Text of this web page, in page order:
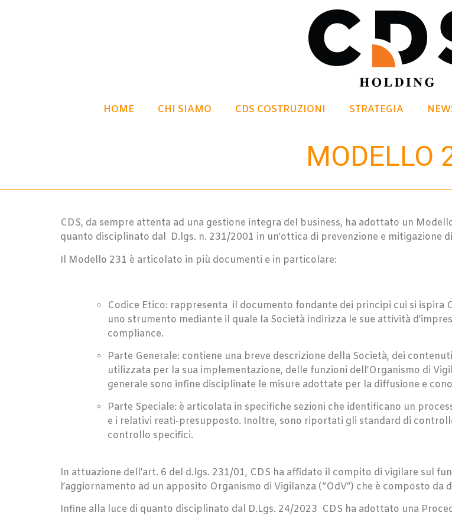
HOME CHI SIAMO CDS COSTRUZIONI STRATEGIA
MODELLO
CDS, da sempre attenta ad una gestione integra del business, ha adottato un
quanto disciplinato dal D.lgs. n. 231/2001 in un’ottica di prevenzione e mitigazione
Il Modello 231 è articolato in più documenti e in particolare:
Codice Etico: rappresenta il documento fondante dei principi cui si ispira
uno strumento mediante il quale la Società indirizza le sue attività
compliance.
Parte Generale: contiene una breve descrizione della Società, dei
utilizzata per la sua implementazione, delle funzioni dell’Organismo di
generale sono infine disciplinate le misure adottate per la diffusione e
Parte Speciale: è articolata in specifiche sezioni che identificano un
e i relativi reati-presupposto. Inoltre, sono riportati gli standard di
controllo specifici.
In attuazione dell’art. 6 del d.lgs. 231/01, CDS ha affidato il compito di vigilare sul
l’aggiornamento ad un apposito Organismo di Vigilanza (“OdV”) che è composto
Infine alla luce di quanto disciplinato dal D.Lgs. 24/2023 CDS ha adottato una